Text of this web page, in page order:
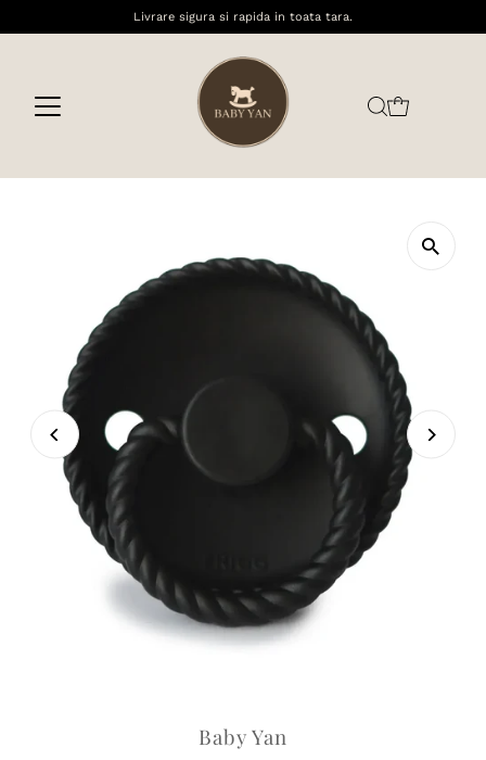
Livrare sigura si rapida in toata tara.
Baby Yan